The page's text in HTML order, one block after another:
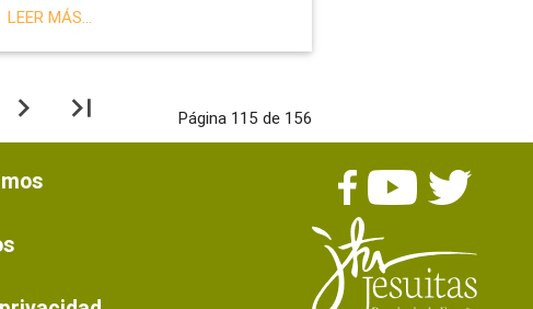
LEER MÁS...
Página 115 de 156
navigate_next last_page